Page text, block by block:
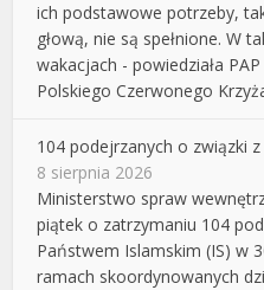
ich podstawowe potrzeby,
głową, nie są spełnione. W
wakacjach - powiedziała
Polskiego Czerwonego
104 podejrzanych o związki
8 sierpnia 2026
Ministerstwo spraw
piątek o zatrzymaniu 104
Państwem Islamskim (IS) w
ramach skoordynowanych